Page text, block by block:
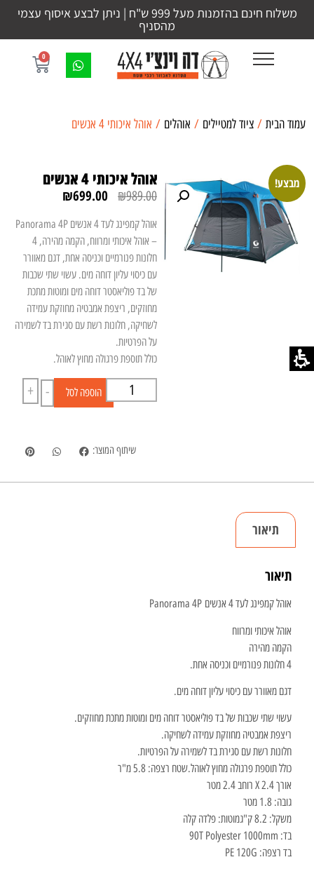
משלוח חינם בהזמנות מעל 999 ש"ח | ניתן לבצע איסוף עצמי
מהסניף
0
עמוד הבית / ציוד למטיילים / אוהלים / אוהל איכותי 4 אנשים
מבצע! אוהל איכותי 4 אנשים
₪989.00
₪699.00
אוהל קמפינג לעד 4 אנשים Panorama 4P
– אוהל איכותי ומרווח, הקמה מהירה, 4
חלונות פנורמיים וכניסה אחת, דגם מאוורר
עם כיסוי עליון דוחה מים. עשוי שתי שכבות
של בד פוליאסטר דוחה מים ומוטות מתכת
מחוזקים, ריצפת אמבטיה מחוזקת עמידה
לשחיקה, חלונות רשת עם סגירת בד לשמירה
על הפרטיות.
כולל תוספת פרגולה מחוץ לאוהל.
-
+ הוספה לסל
שיתוף המוצר:
תיאור
תיאור
אוהל קמפינג לעד 4 אנשים Panorama 4P
אוהל איכותי ומרווח
הקמה מהירה
4 חלונות פנורמיים וכניסה אחת.
דגם מאוורר עם כיסוי עליון דוחה מים.
עשוי שתי שכבות של בד פוליאסטר דוחה מים ומוטות מתכת מחוזקים.
ריצפת אמבטיה מחוזקת עמידה לשחיקה.
חלונות רשת עם סגירת בד לשמירה על הפרטיות.
כולל תוספת פרגולה מחוץ לאוהל.שטח רצפה: 5.8 מ"ר
אורך 2.4 X רוחב 2.4 מטר
גובה: 1.8 מטר
משקל: 8.2 ק"גמוטות: פלדה קלה
בד: 90T Polyester 1000mm
בד רצפה: PE 120G